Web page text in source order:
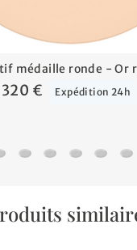
médaille ronde - Or
320 € Expédition 24h
médaille ronde
Médaille Arbre de
Médaille Arbre
Collier